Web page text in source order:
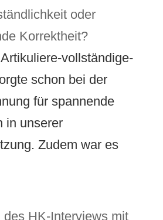
oder
Korrektheit?
vollständige-
schon bei der
für spannende
in unserer
Zudem war es